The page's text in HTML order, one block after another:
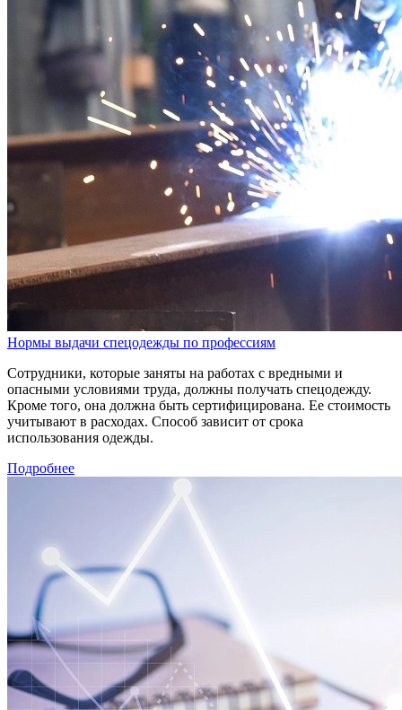
Нормы выдачи спецодежды по профессиям
Сотрудники, которые заняты на работах с вредными и
опасными условиями труда, должны получать спецодежду.
Кроме того, она должна быть сертифицирована. Ее стоимость
учитывают в расходах. Способ зависит от срока
использования одежды.
Подробнее